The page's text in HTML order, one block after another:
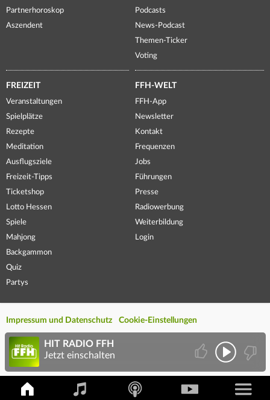
Partnerhoroskop
Aszendent
Podcasts
News-Podcast
Themen-Ticker
Voting
FREIZEIT
Veranstaltungen
Spielplätze
Rezepte
Meditation
Ausflugsziele
Freizeit-Tipps
Ticketshop
Lotto Hessen
Spiele
Mahjong
Backgammon
Quiz
Partys
FFH-WELT
FFH-App
Newsletter
Kontakt
Frequenzen
Jobs
Führungen
Presse
Radiowerbung
Weiterbildung
Login
Impressum und Datenschutz Cookie-Einstellungen
HIT RADIO FFH
Jetzt einschalten